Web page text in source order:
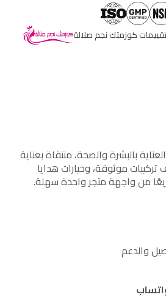
تقييمات كوزمتك نجم صلالة
بالبشرة والصحة، منتقاة بعناية
موثوقة، وخيارات هدايا
من واجهة متجر واحدة سهلة.
والدعم